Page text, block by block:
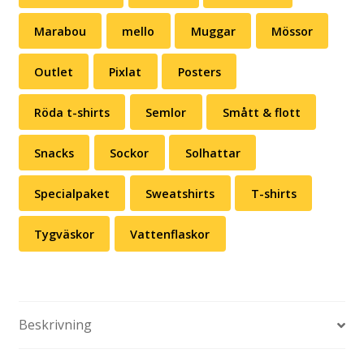
Marabou mello Muggar Mössor
Outlet Pixlat Posters
Röda t-shirts Semlor Smått & flott
Snacks Sockor Solhattar
Specialpaket Sweatshirts T-shirts
Tygväskor Vattenflaskor
Beskrivning